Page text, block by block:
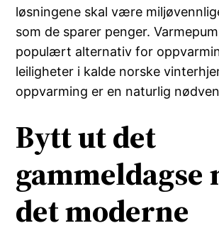
løsningene skal være
som de sparer penger.
populært alternativ for
leiligheter i kalde norske
oppvarming er en naturlig
Bytt ut det
gammeldagse
det moderne